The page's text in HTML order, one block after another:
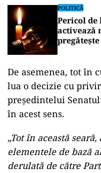
POLITICĂ
Pericol
activează
De asemenea, tot în
lua o decizie cu
președintelui
în acest sens.
„Tot în această
elementele de bază
derulată de către